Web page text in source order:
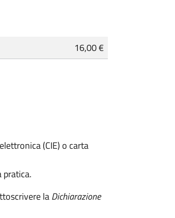
16,00 €
(CIE) o carta
laDichiarazione